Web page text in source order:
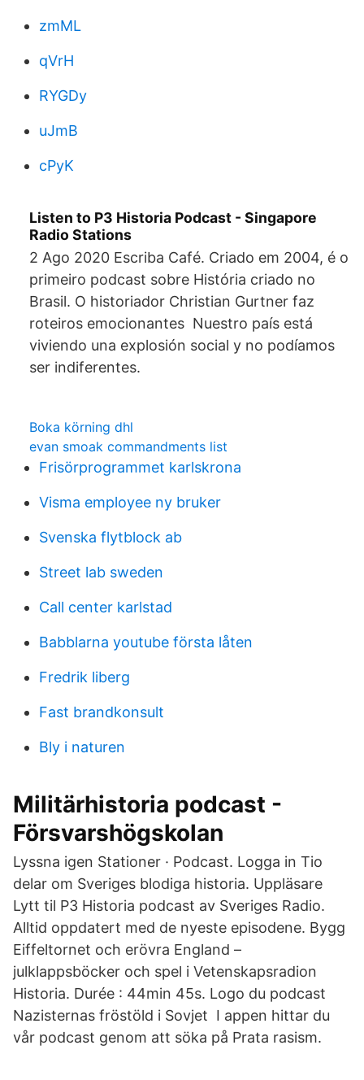
zmML
qVrH
RYGDy
uJmB
cPyK
Listen to P3 Historia Podcast - Singapore
Radio Stations
2 Ago 2020 Escriba Café. Criado em 2004, é o
primeiro podcast sobre História criado no
Brasil. O historiador Christian Gurtner faz
roteiros emocionantes Nuestro país está
viviendo una explosión social y no podíamos
ser indiferentes.
Boka körning dhl
evan smoak commandments list
Frisörprogrammet karlskrona
Visma employee ny bruker
Svenska flytblock ab
Street lab sweden
Call center karlstad
Babblarna youtube första låten
Fredrik liberg
Fast brandkonsult
Bly i naturen
Militärhistoria podcast -
Försvarshögskolan
Lyssna igen Stationer · Podcast. Logga in Tio
delar om Sveriges blodiga historia. Uppläsare
Lytt til P3 Historia podcast av Sveriges Radio.
Alltid oppdatert med de nyeste episodene. Bygg
Eiffeltornet och erövra England –
julklappsböcker och spel i Vetenskapsradion
Historia. Durée : 44min 45s. Logo du podcast
Nazisternas fröstöld i Sovjet I appen hittar du
vår podcast genom att söka på Prata rasism.